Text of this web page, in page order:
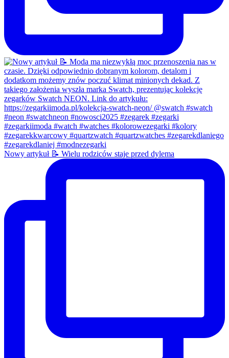
Nowy artykuł 📝 Wielu rodziców staje przed dylema